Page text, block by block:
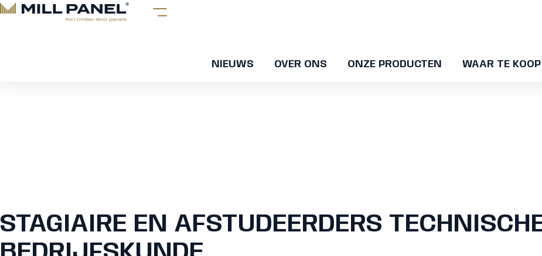
NIEUWS OVER ONS ONZE PRODUCTEN WAAR TE KOOP
STAGIAIRE EN AFSTUDEERDERS